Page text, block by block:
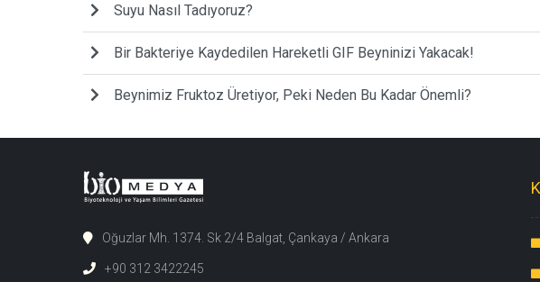
Suyu Nasıl Tadıyoruz?
Bir Bakteriye Kaydedilen Hareketli GIF Beyninizi Yakacak!
Beynimiz Fruktoz Üretiyor, Peki Neden Bu Kadar Önemli?
Oğuzlar Mh. 1374. Sk 2/4 Balgat, Çankaya / Ankara
+90 312 3422245